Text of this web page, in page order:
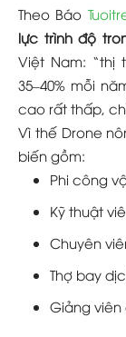
Theo Báo
lực trình độ
Việt Nam: “thị
35–40% mỗi
cao rất thấp,
Vì thế Drone
biến gồm:
Phi công
Kỹ thuật
Chuyên
Thợ bay
Giảng